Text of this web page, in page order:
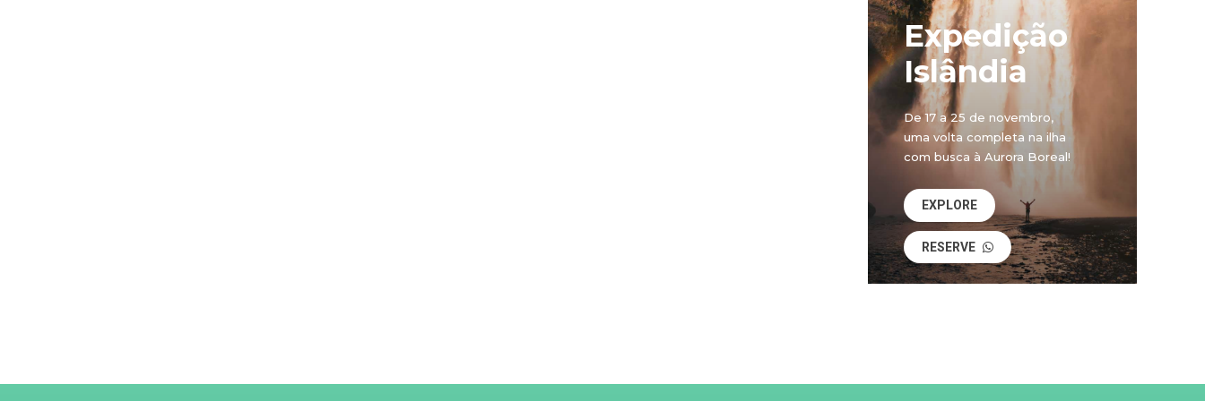
Expedição
Islândia
De 17 a 25 de novembro,
uma volta completa na ilha
com busca à Aurora Boreal!
EXPLORE
RESERVE